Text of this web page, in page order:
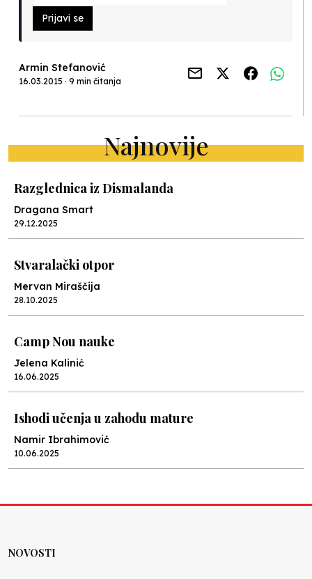
Prijavi se
Armin Stefanović
16.03.2015 · 9 min čitanja
Najnovije
Razglednica iz Dismalanda
Dragana Smart
29.12.2025
Stvaralački otpor
Mervan Miraščija
28.10.2025
Camp Nou nauke
Jelena Kalinić
16.06.2025
Ishodi učenja u zahodu mature
Namir Ibrahimović
10.06.2025
NOVOSTI